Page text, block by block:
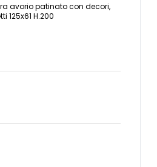
avorio patinato con decori,
125x61 H.200